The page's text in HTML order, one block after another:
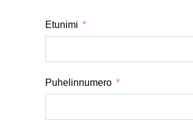
Etunimi
Puhelinnumero